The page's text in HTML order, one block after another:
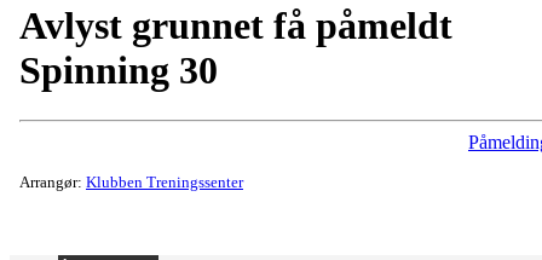
Avlyst grunnet få påmeldt
Spinning 30
Arrangør: Klubben Treningssenter